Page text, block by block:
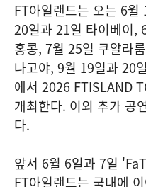
FT아일랜드는 오는 6
20일과 21일 타이베이,
홍콩, 7월 25일 쿠알라
나고야, 9월 19일과 20
에서 2026 FTISLAND
개최한다. 이외 추가 공
다.
앞서 6월 6일과 7일
FT아일랜드는 국내에